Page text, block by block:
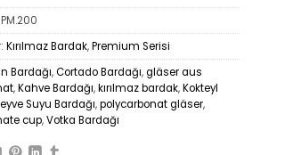
PM.200
Kırılmaz Bardak,Premium Serisi
Bardağı,Cortado Bardağı,gläser aus
,Kahve Bardağı,kırılmaz bardak,Kokteyl
Suyu Bardağı,polycarbonat gläser,
cup,Votka Bardağı